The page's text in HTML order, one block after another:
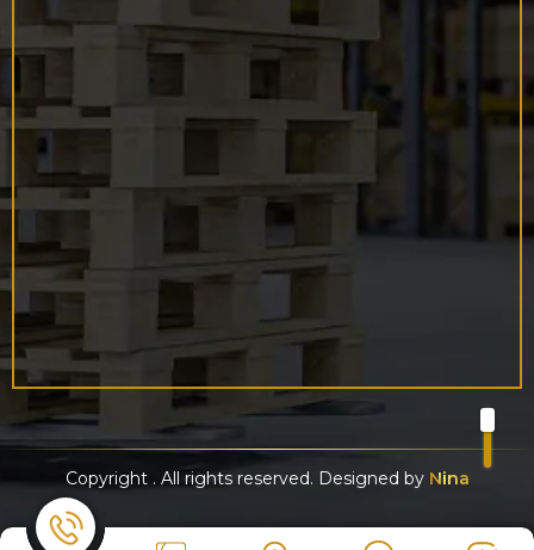
Copyright . All rights reserved. Designed by Nina